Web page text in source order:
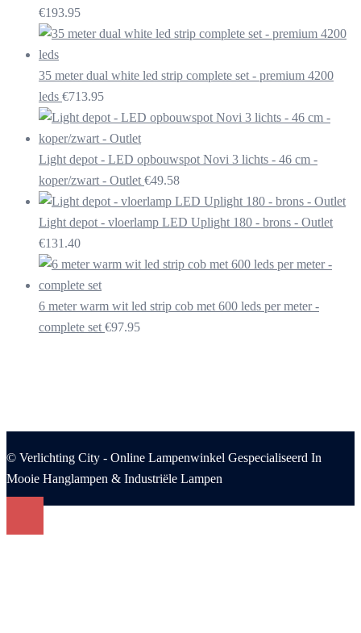
€193.95
35 meter dual white led strip complete set - premium 4200
leds €713.95
Light depot - LED opbouwspot Novi 3 lichts - 46 cm -
koper/zwart - Outlet €49.58
Light depot - vloerlamp LED Uplight 180 - brons - Outlet
€131.40
6 meter warm wit led strip cob met 600 leds per meter -
complete set €97.95
© Verlichting City - Online Lampenwinkel Gespecialiseerd In
Mooie Hanglampen & Industriële Lampen